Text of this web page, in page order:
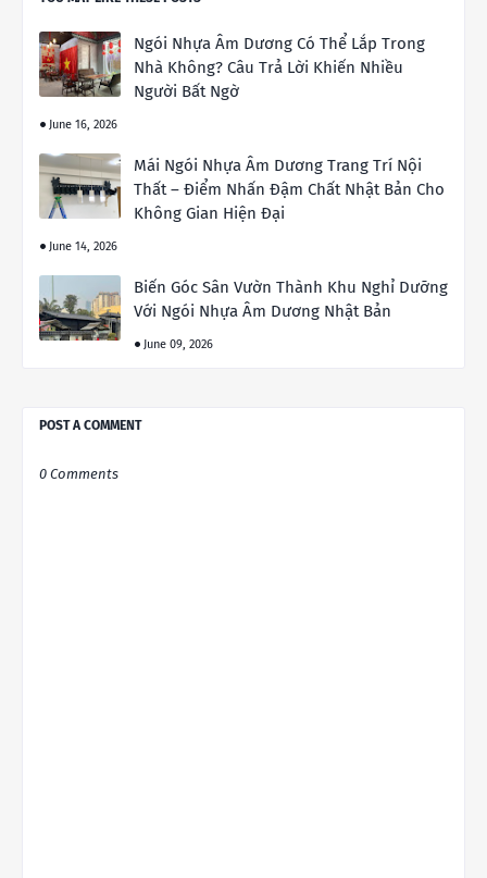
Ngói Nhựa Âm Dương Có Thể Lắp Trong
Nhà Không? Câu Trả Lời Khiến Nhiều
Người Bất Ngờ
June 16, 2026
Mái Ngói Nhựa Âm Dương Trang Trí Nội
Thất – Điểm Nhấn Đậm Chất Nhật Bản Cho
Không Gian Hiện Đại
June 14, 2026
Biến Góc Sân Vườn Thành Khu Nghỉ Dưỡng
Với Ngói Nhựa Âm Dương Nhật Bản
June 09, 2026
POST A COMMENT
0 Comments